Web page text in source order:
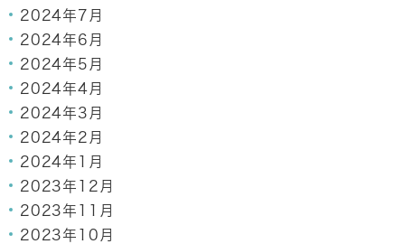
2024年7月
2024年6月
2024年5月
2024年4月
2024年3月
2024年2月
2024年1月
2023年12月
2023年11月
2023年10月